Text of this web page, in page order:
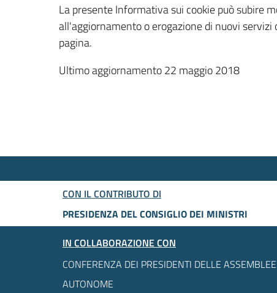
La presente Informativa sui cookie può subire
all'aggiornamento o erogazione di nuovi
pagina.
Ultimo aggiornamento 22 maggio 2018
CON IL CONTRIBUTO DI
PRESIDENZA DEL CONSIGLIO DEI MINISTRI
IN COLLABORAZIONE CON
CONFERENZA DEI PRESIDENTI DELLE
AUTONOME